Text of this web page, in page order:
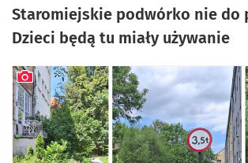
Staromiejskie podwórko nie do
Dzieci będą tu miały używanie